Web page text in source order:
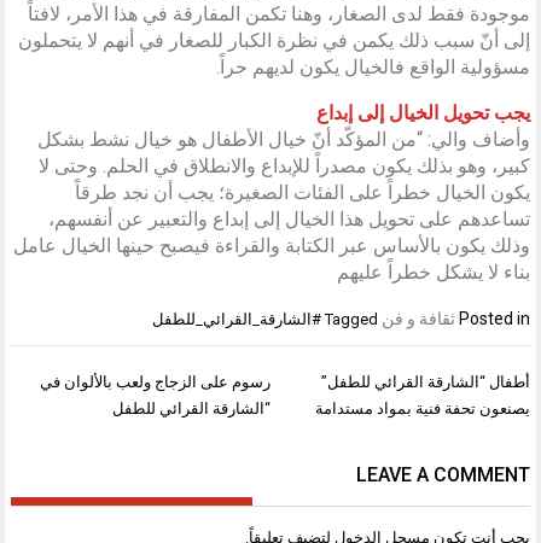
موجودة فقط لدى الصغار، وهنا تكمن المفارقة في هذا الأمر، لافتاً
إلى أنّ سبب ذلك يكمن في نظرة الكبار للصغار في أنهم لا يتحملون
مسؤولية الواقع فالخيال يكون لديهم حراً.
يجب تحويل الخيال إلى إبداع
وأضاف والي: “من المؤكّد أنّ خيال الأطفال هو خيال نشط بشكل
كبير، وهو بذلك يكون مصدراً للإبداع والانطلاق في الحلم. وحتى لا
يكون الخيال خطراً على الفئات الصغيرة؛ يجب أن نجد طرقاً
تساعدهم على تحويل هذا الخيال إلى إبداع والتعبير عن أنفسهم،
وذلك يكون بالأساس عبر الكتابة والقراءة فيصبح حينها الخيال عامل
بناء لا يشكل خطراً عليهم
Posted in ثقافة و فن Tagged #الشارقة_القرائي_للطفل
تصفّح
المقالات
رسوم على الزجاج ولعب بالألوان في
“الشارقة القرائي للطفل
أطفال “الشارقة القرائي للطفل”
يصنعون تحفة فنية بمواد مستدامة
LEAVE A COMMENT
يجب أنت تكون مسجل الدخول لتضيف تعليقاً.